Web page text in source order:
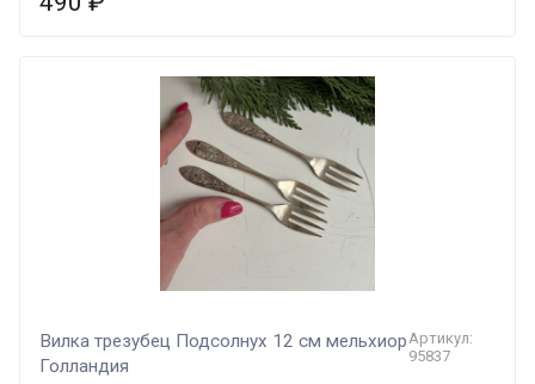
Вилка трезубец Подсолнух 12 см мельхиор
Голландия
Артикул:
95837